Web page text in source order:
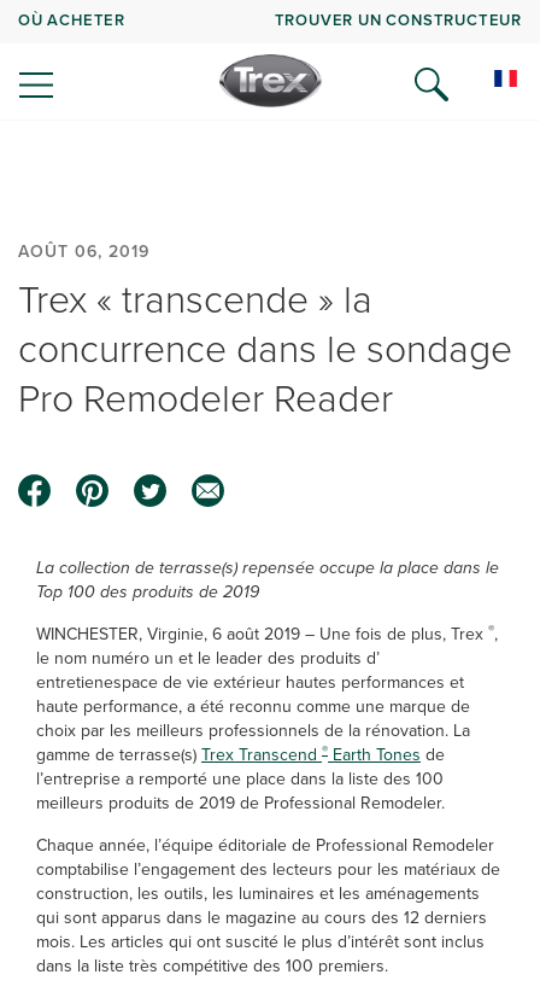
OÙ ACHETER TROUVER UN CONSTRUCTEUR
AOÛT 06, 2019
Trex « transcende » la
concurrence dans le sondage
Pro Remodeler Reader
La collection de terrasse(s) repensée occupe la place dans le
Top 100 des produits de 2019
WINCHESTER, Virginie, 6 août 2019 – Une fois de plus, Trex ®,
le nom numéro un et le leader des produits d’
entretienespace de vie extérieur hautes performances et
haute performance, a été reconnu comme une marque de
choix par les meilleurs professionnels de la rénovation. La
gamme de terrasse(s)Trex Transcend ® Earth Tones de
l’entreprise a remporté une place dans la liste des 100
meilleurs produits de 2019 de Professional Remodeler.
Chaque année, l’équipe éditoriale de Professional Remodeler
comptabilise l’engagement des lecteurs pour les matériaux de
construction, les outils, les luminaires et les aménagements
qui sont apparus dans le magazine au cours des 12 derniers
mois. Les articles qui ont suscité le plus d’intérêt sont inclus
dans la liste très compétitive des 100 premiers.